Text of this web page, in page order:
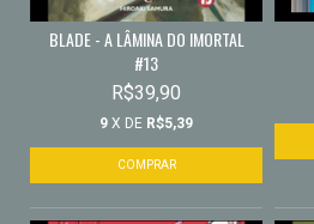
BLADE - A LÂMINA DO IMORTAL
#13
R$39,90
9 X DE R$5,39